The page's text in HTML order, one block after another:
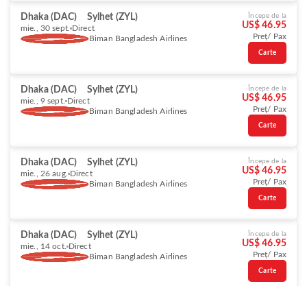
Dhaka (DAC) Sylhet (ZYL)
mie., 30 sept. Direct
Biman Bangladesh Airlines
Începe de la
US$ 46.95
Preț/ Pax
Carte
Dhaka (DAC) Sylhet (ZYL)
mie., 9 sept. Direct
Biman Bangladesh Airlines
Începe de la
US$ 46.95
Preț/ Pax
Carte
Dhaka (DAC) Sylhet (ZYL)
mie., 26 aug. Direct
Biman Bangladesh Airlines
Începe de la
US$ 46.95
Preț/ Pax
Carte
Dhaka (DAC) Sylhet (ZYL)
mie., 14 oct. Direct
Biman Bangladesh Airlines
Începe de la
US$ 46.95
Preț/ Pax
Carte